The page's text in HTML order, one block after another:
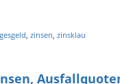
zinsen zinsklau